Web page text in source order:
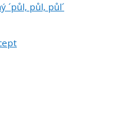
´půl, půl, půl´